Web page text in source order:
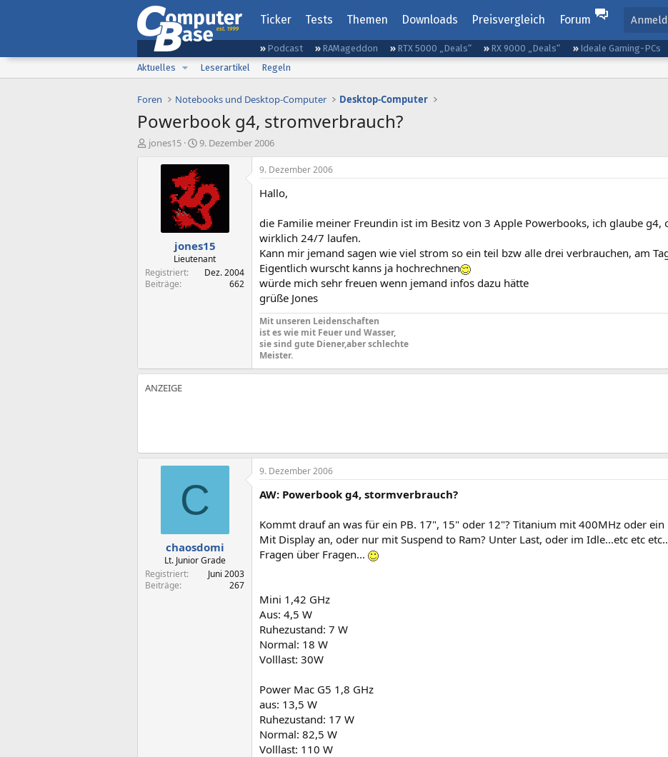
Ticker Tests Themen Downloads Preisvergleich Forum
Podcast RAMageddon RTX 5000 „Deals“ RX 9000 „Deals“ Ideale Gaming-PCs
Aktuelles
Leserartikel Regeln
Foren Notebooks und Desktop-Computer Desktop-Computer
Powerbook g4, stromverbrauch?
E
jones15
E
s
t
l
t
a
m
9. Dezember 2006
jones15
Lieutenant
Registriert
Dez. 2004
Beiträge
662
9. Dezember 2006
Hallo,
die Familie meiner Freundin ist im Besitz von 3 Apple Powerbooks, ich glaube g4,
wirklich 24/7 laufen.
Kann mir jemand sagen wie viel strom so ein teil bzw alle drei verbrauchen, am
Eigentlich wurscht kanns ja hochrechnen
würde mich sehr freuen wenn jemand infos dazu hätte
grüße Jones
Mit unseren Leidenschaften
ist es wie mit Feuer und Wasser,
sie sind gute Diener,aber schlechte
Meister.
C
chaosdomi
Lt. Junior Grade
Registriert
Juni 2003
Beiträge
267
9. Dezember 2006
AW: Powerbook g4, stormverbrauch?
Kommt drauf an was für ein PB. 17", 15" oder 12"? Titanium mit 400MHz oder ein
Mit Display an, oder nur mit Suspend to Ram? Unter Last, oder im Idle...etc etc
Fragen über Fragen...
Mini 1,42 GHz
Aus: 4,5 W
Ruhezustand: 7 W
Normal: 18 W
Volllast: 30W
Power Mac G5 1,8 GHz
aus: 13,5 W
Ruhezustand: 17 W
Normal: 82,5 W
Volllast: 110 W